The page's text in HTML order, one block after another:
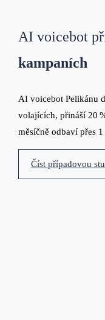
AI voicebot
kampaních
AI voicebot Pelikánu
volajících, přináší 20
měsíčně odbaví přes
Číst případovou